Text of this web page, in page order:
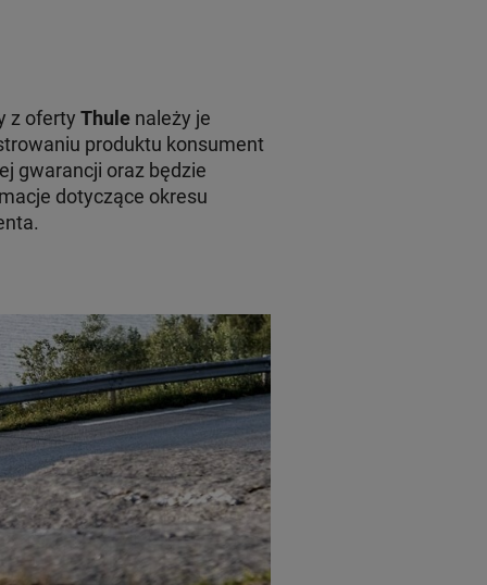
z oferty Thulenależy je
produktu konsument
gwarancji oraz będzie
dotyczące okresu